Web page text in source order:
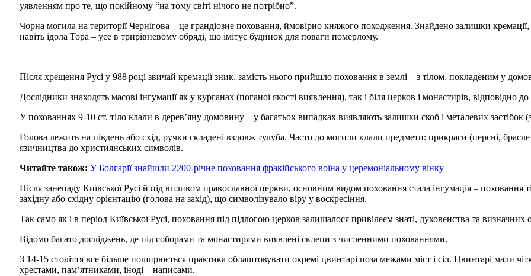
уявленням про те, що покійному “на тому світі нічого не потрібно”.
Чорна могила на території Чернігова – це грандіозне поховання, ймовірно княжого походження. Знайдено залишки
навіть ідола Тора – усе в трирівневому обряді, що імітує будинок для поваги померлому.
Після хрещення Русі у 988 році звичай кремації зник, замість нього прийшло поховання в землі – з тілом, покладеним у
Дослідники знаходять масові інгумації як у курганах (поганої якості виявлення), так і біля церков і монастирів, відповідно до
У похованнях 9-10 ст. тіло клали в дерев’яну домовину – у багатьох випадках виявляють залишки скоб і металевих застібок
Голова лежить на південь або схід, ручки складені вздовж тулуба. Часто до могили клали предмети: прикраси (персні,
язичництва до християнських символів.
Читайте також: У Болгарії знайшли 2200-річне поховання фракійського воїна у церемоніальному вінку
Після занепаду Київської Русі й під впливом православної церкви, основним видом поховання стала інгумація – поховання
західну або східну орієнтацію (голова на захід), що символізувало віру у воскресіння.
Так само як і в період Київської Русі, поховання під підлогою церков залишалося привілеєм знаті, духовенства та визначних
Відомо багато досліджень, де під соборами та монастирями виявлені склепи з численними похованнями.
З 14-15 століття все більше поширюється практика облаштовувати окремі цвинтарі поза межами міст і сіл. Цвинтарі мали
хрестами, пам’ятниками, іноді – написами.